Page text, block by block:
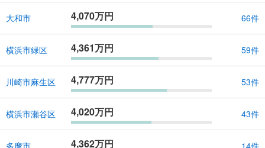
大和市 4,070万円 66件
横浜市緑区 4,361万円 59件
川崎市麻生区 4,777万円 53件
横浜市瀬谷区 4,020万円 43件
4,362万円